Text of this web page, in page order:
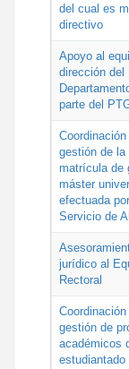
del cual es
directivo
Apoyo al
dirección del
parte del
gestión de la
matrícula de
máster
efectuada
Servicio de
jurídico al
Rectoral
gestión de
académicos
estudiantado